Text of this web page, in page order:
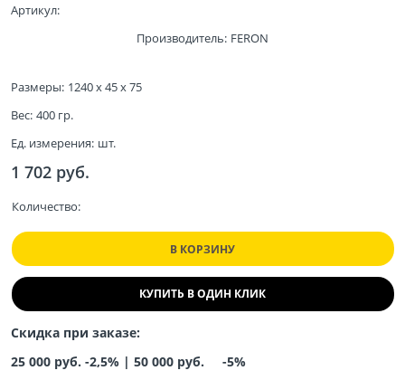
Артикул:
Производитель: FERON
Размеры: 1240 x 45 x 75
Вес: 400 гр.
Ед. измерения: шт.
1 702 руб.
Количество:
В КОРЗИНУ
КУПИТЬ В ОДИН КЛИК
Скидка при заказе:
25 000 руб. -2,5% | 50 000 руб. -5%